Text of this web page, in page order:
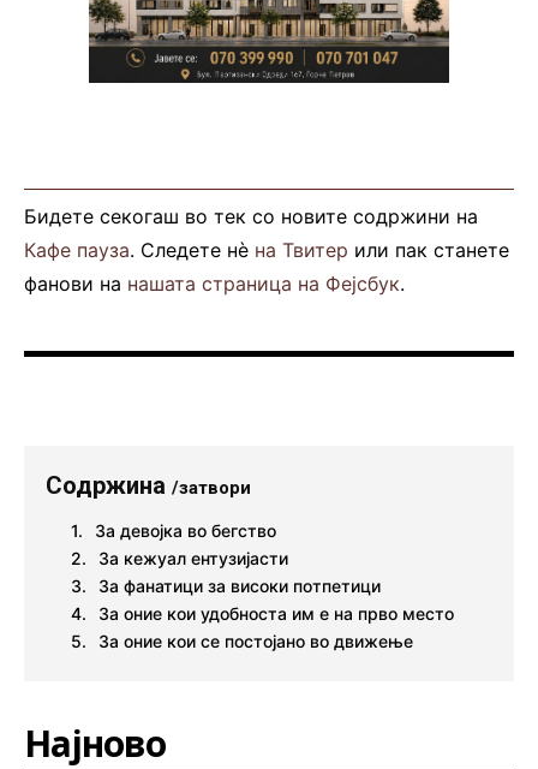
Бидете секогаш во тек со новите содржини на
Кафе пауза. Следете нè на Твитер или пак станете
фанови на нашата страница на Фејсбук.
Содржина /затвори
За девојка во бегство
За кежуал ентузијасти
За фанатици за високи потпетици
За оние кои удобноста им е на прво место
За оние кои се постојано во движење
Најново